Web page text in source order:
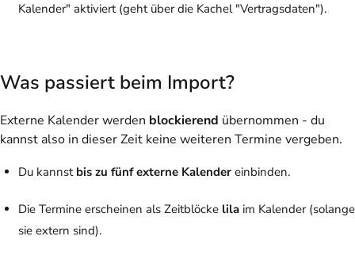
Kalender" aktiviert (geht über die Kachel "Vertragsdaten").
Was passiert beim Import?
Externe Kalender werden blockierend übernommen - du
kannst also in dieser Zeit keine weiteren Termine vergeben.
Du kannst bis zu fünf externe Kalendereinbinden.
Die Termine erscheinen als Zeitblöcke lilaim Kalender (solange
sie extern sind).